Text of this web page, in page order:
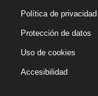
Política de privacidad
Protección de datos
Uso de cookies
Accesibilidad